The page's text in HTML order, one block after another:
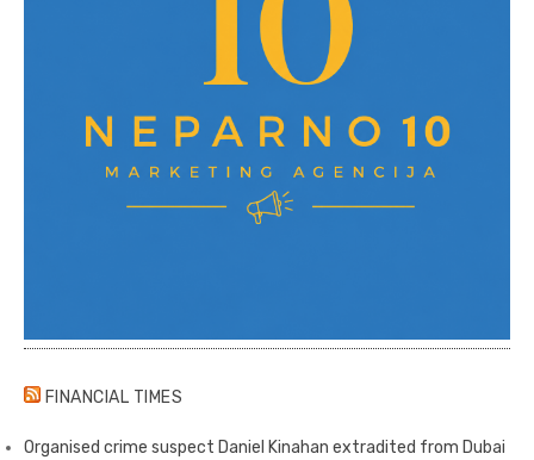
FINANCIAL TIMES
Organised crime suspect Daniel Kinahan extradited from Dubai